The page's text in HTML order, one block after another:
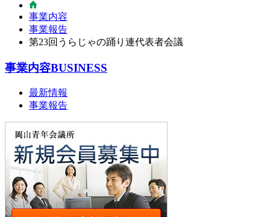
事業内容
事業報告
第23回うらじゃの踊り連代表者会議
事業内容BUSINESS
最新情報
事業報告